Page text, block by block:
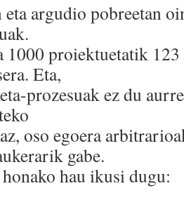
argudio pobreetan
1000 proiektuetatik
Eta,
prozesuak ez du
oso egoera
gabe.
hau ikusi dugu: